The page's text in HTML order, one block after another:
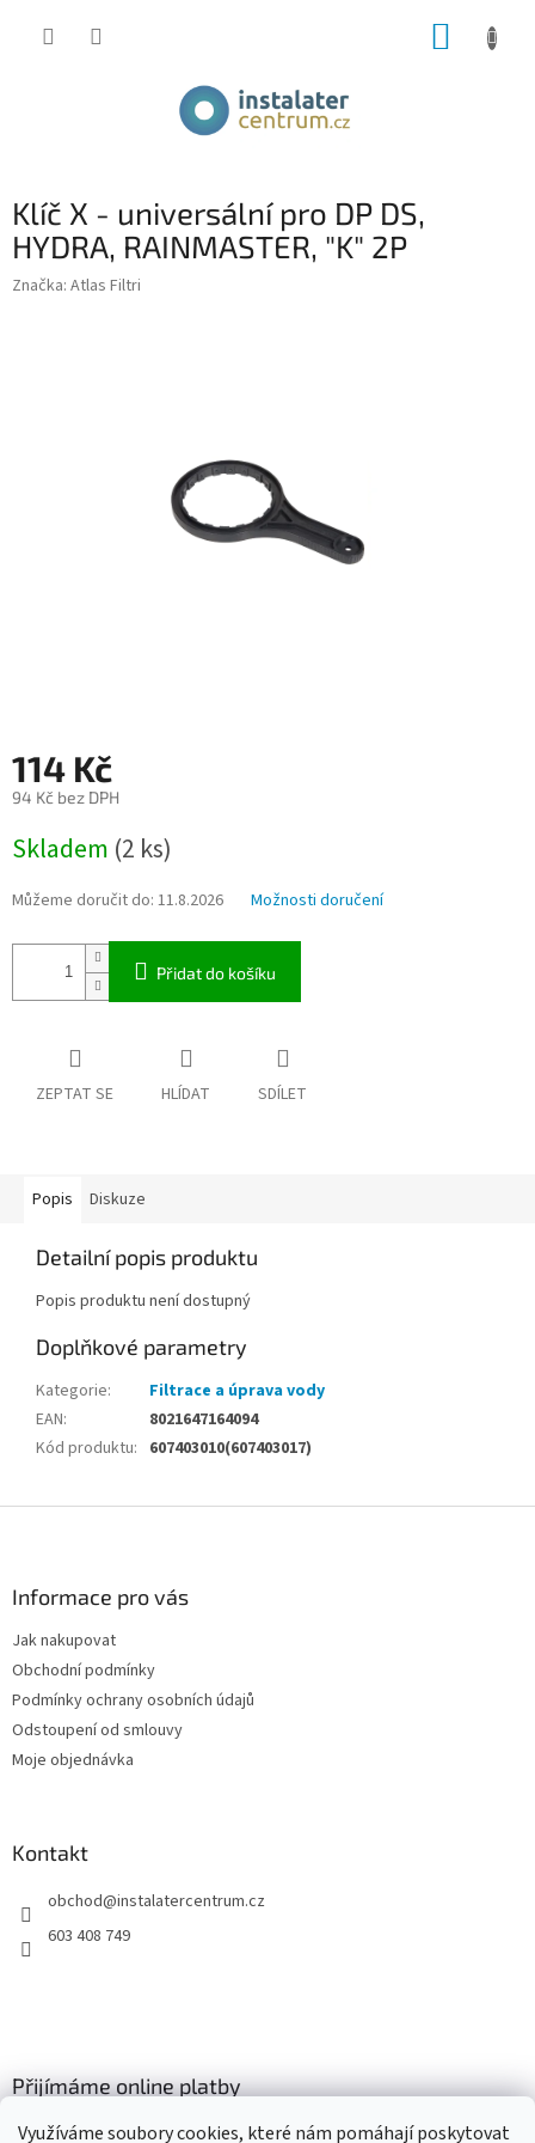
Využíváme soubory cookies, které nám pomáhají poskytovat
Klíč X - universální pro DP DS,
HYDRA, RAINMASTER, "K" 2P
Značka: Atlas Filtri
114 Kč
94 Kč bez DPH
cena:
Skladem (2 ks)
Můžeme doručit do: 11.8.2026 Možnosti doručení
Přidat do košíku
ZEPTAT SE HLÍDAT SDÍLET
Popis Diskuze
Detailní popis produktu
Popis produktu není dostupný
Doplňkové parametry
Kategorie:
Filtrace a úprava vody
EAN:
8021647164094
Kód produktu: 607403010(607403017)
Informace pro vás
Jak nakupovat
Obchodní podmínky
Podmínky ochrany osobních údajů
Odstoupení od smlouvy
Moje objednávka
Kontakt
obchod@instalatercentrum.cz
603 408 749
Přijímáme online platby